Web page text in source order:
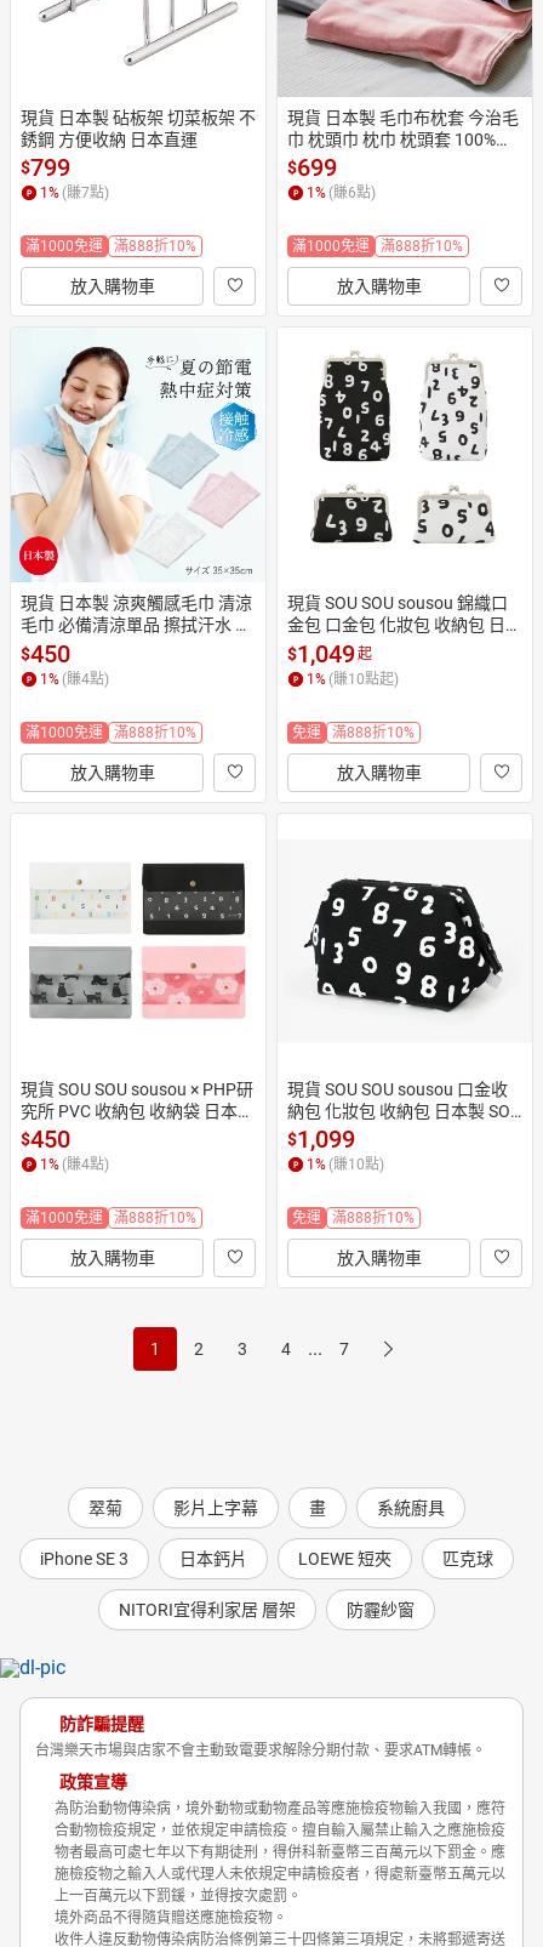
現貨 日本製 砧板架 切菜板架 不
銹鋼 方便收納 日本直運
$799
1 % (賺7點)
滿1000免運 滿888折10%
放入購物車
現貨 日本製 毛巾布枕套 今治毛
巾 枕頭巾 枕巾 枕頭套 100%純
棉 日本直運
$699
1 % (賺6點)
滿1000免運 滿888折10%
放入購物車
現貨 日本製 涼爽觸感毛巾 清涼
毛巾 必備清涼單品 擦拭汗水 用
作枕墊 日本直運
$450
1% (賺4點)
滿1000免運 滿888折10%
放入購物車
現貨 SOU SOU sousou 錦織口
金包 口金包 化妝包 收納包 日本
製 表布料採用原創緹花布料 日
本直送
$1,049起
1% (賺10點起)
免運 滿888折10%
放入購物車
現貨 SOU SOU sousou × PHP研
究所 PVC 收納包 收納袋 日本製
可愛收納 日本直送
$450
1 % (賺4點)
滿1000免運 滿888折10%
放入購物車
現貨 SOU SOU sousou 口金收
納包 化妝包 收納包 日本製 SO-
SU-U十數昆黑色
$1,099
1 % (賺10點)
免運 滿888折10%
放入購物車
1 2 3 4 ... 7
翠菊 影片上字幕 畫 系統廚具
iPhone SE 3 日本鈣片 LOEWE 短夾 匹克球
NITORI宜得利家居 層架 防霾紗窗
防詐騙提醒
台灣樂天市場與店家不會主動致電要求解除分期付款、要求ATM轉帳。
政策宣導
為防治動物傳染病，境外動物或動物產品等應施檢疫物輸入我國，應符
合動物檢疫規定，並依規定申請檢疫。擅自輸入屬禁止輸入之應施檢疫
物者最高可處七年以下有期徒刑，得併科新臺幣三百萬元以下罰金。應
施檢疫物之輸入人或代理人未依規定申請檢疫者，得處新臺幣五萬元以
上一百萬元以下罰鍰，並得按次處罰。
境外商品不得隨貨贈送應施檢疫物。
收件人違反動物傳染病防治條例第三十四條第三項規定，未將郵遞寄送